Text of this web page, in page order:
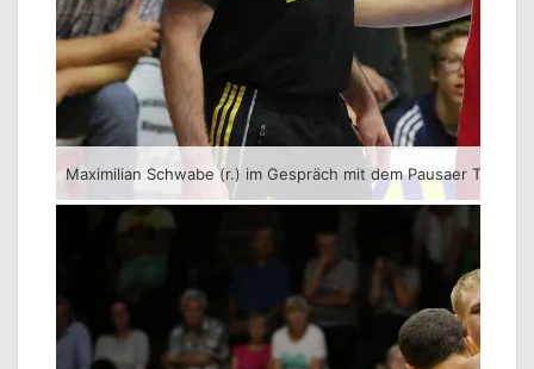
Maximilian Schwabe (r.) im Gespräch mit dem Pausaer Trainer